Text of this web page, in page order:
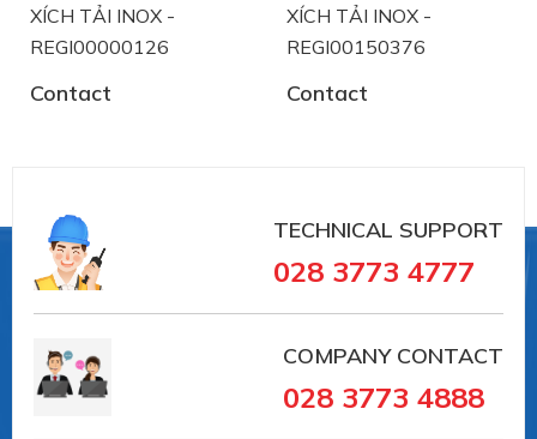
#numhutchankhong #vait #vieta
#giachutchankhong #thietbinangcongnghiep
XÍCH TẢI INOX -
REGI00000126
Contact
XÍCH TẢI INOX -
REGI00150376
Contact
TECHNICAL SUPPORT
028 3773 4777
COMPANY CONTACT
028 3773 4888